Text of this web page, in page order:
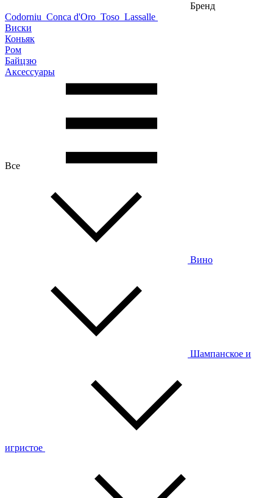
Бренд
Codorniu Conca d'Oro Toso Lassalle
Виски
Коньяк
Ром
Байцзю
Аксессуары
Все
Вино
Шампанское и
игристое